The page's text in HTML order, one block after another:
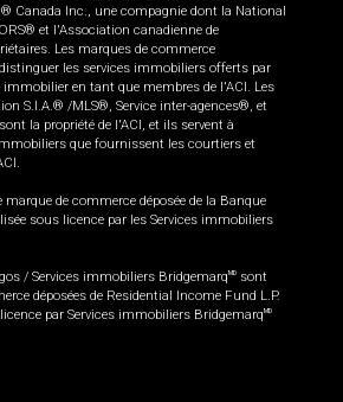
Canada Inc., une compagnie dont la National
et l'Association canadienne de
Les marques de commerce
les services immobiliers offerts par
en tant que membres de l'ACI. Les
S.I.A.® /MLS®, Service inter-agences®, et
la propriété de l'ACI, et ils servent à
que fournissent les courtiers et
marque de commerce déposée de la Banque
sous licence par les Services immobiliers
/ Services immobiliers BridgemarqMD
sont
déposées de Residential Income Fund L.P.
par Services immobiliers BridgemarqMD